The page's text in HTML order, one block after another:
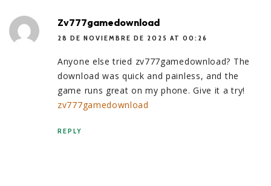
Zv777gamedownload
28 DE NOVIEMBRE DE 2025 AT 00:26
Anyone else tried zv777gamedownload? The
download was quick and painless, and the
game runs great on my phone. Give it a try!
zv777gamedownload
REPLY